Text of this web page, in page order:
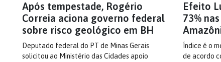
Após tempestade, Rogério
Correia aciona governo federal
sobre risco geológico em BH
Deputado federal do PT de Minas Gerais
solicitou ao Ministério das Cidades apoio
Efeito
73%
Índice é o
de acordo